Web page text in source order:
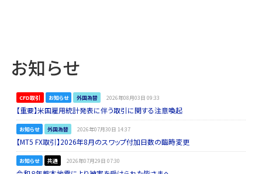
お知らせ
CFD取引 お知らせ 外国為替 2026年08月03日 09:33
【重要】米国雇用統計発表に伴う取引に関する注意喚起
お知らせ 外国為替 2026年07月30日 14:37
【MT5 FX取引】2026年8月のスワップ付加日数の臨時変更
お知らせ 共通 2026年07月29日 07:30